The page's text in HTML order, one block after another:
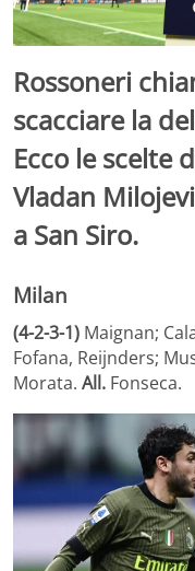
Rossoneri
scacciare la
Ecco le scelte
Vladan
a San Siro.
Milan
(4-2-3-1) Maignan;
Fofana, Reijnders;
Morata. All. Fonseca.